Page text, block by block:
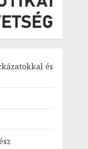
és